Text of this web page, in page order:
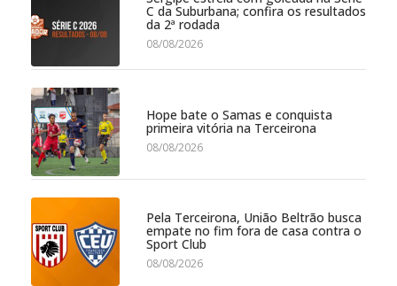
C da Suburbana; confira os resultados
da 2ª rodada
08/08/2026
Hope bate o Samas e conquista
primeira vitória na Terceirona
08/08/2026
Pela Terceirona, União Beltrão busca
empate no fim fora de casa contra o
Sport Club
08/08/2026